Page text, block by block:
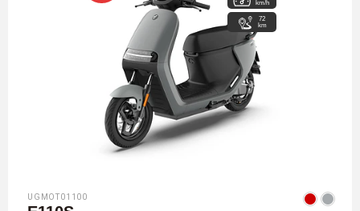
km/h
72
km
UGMOT01100